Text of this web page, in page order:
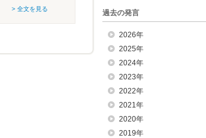
> 全文を見る 過去の発言
2026年
2025年
2024年
2023年
2022年
2021年
2020年
2019年